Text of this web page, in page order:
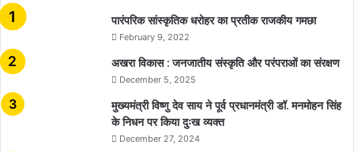
​​​​​​​पारंपरिक सांस्कृतिक धरोहर का प्रतीक राजकीय गमछा
February 9, 2022
अखरा विकास : जनजातीय संस्कृति और परंपराओं का संरक्षण
December 5, 2025
मुख्यमंत्री विष्णु देव साय ने पूर्व प्रधानमंत्री डॉ. मनमोहन सिंह
के निधन पर किया दुःख व्यक्त
December 27, 2024